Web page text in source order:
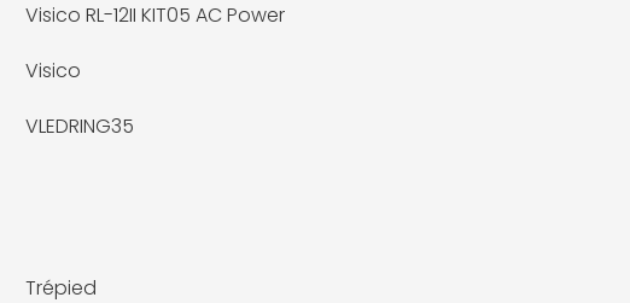
Visico RL-12II KIT05 AC Power
Visico
VLEDRING35
Trépied